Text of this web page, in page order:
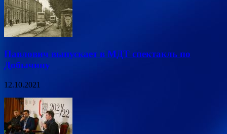
Павлович выпускает в МДТ спектакль по
Добычину
12.10.2021